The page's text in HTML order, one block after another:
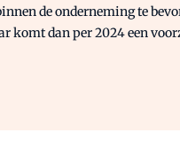
de onderneming te
komt dan per 2024 een